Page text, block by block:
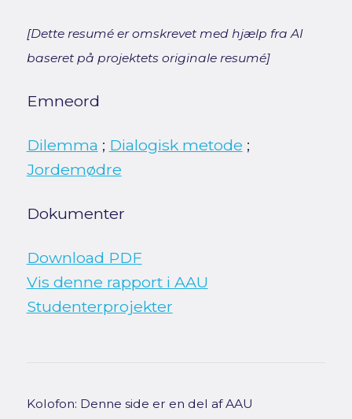
[Dette resumé er omskrevet med hjælp fra AI
baseret på projektets originale resumé]
Emneord
Dilemma ; Dialogisk metode ;
Jordemødre
Dokumenter
Download PDF
Vis denne rapport i AAU
Studenterprojekter
Kolofon: Denne side er en del af AAU